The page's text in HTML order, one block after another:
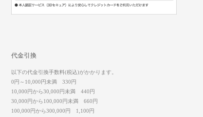
代金引換
以下の代金引換手数料(税込)がかかります。
0円～10,000円未満 330円
10,000円から30,000円未満 440円
30,000円から100,000円未満 660円
100,000円から300,000円 1,100円